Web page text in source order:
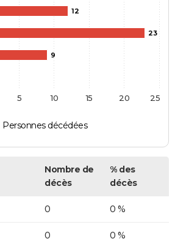
12
23
9
Personnes décédées
5 10 15 20 25
Nombre de
décès
% des
décès
0 0 %
0 0 %